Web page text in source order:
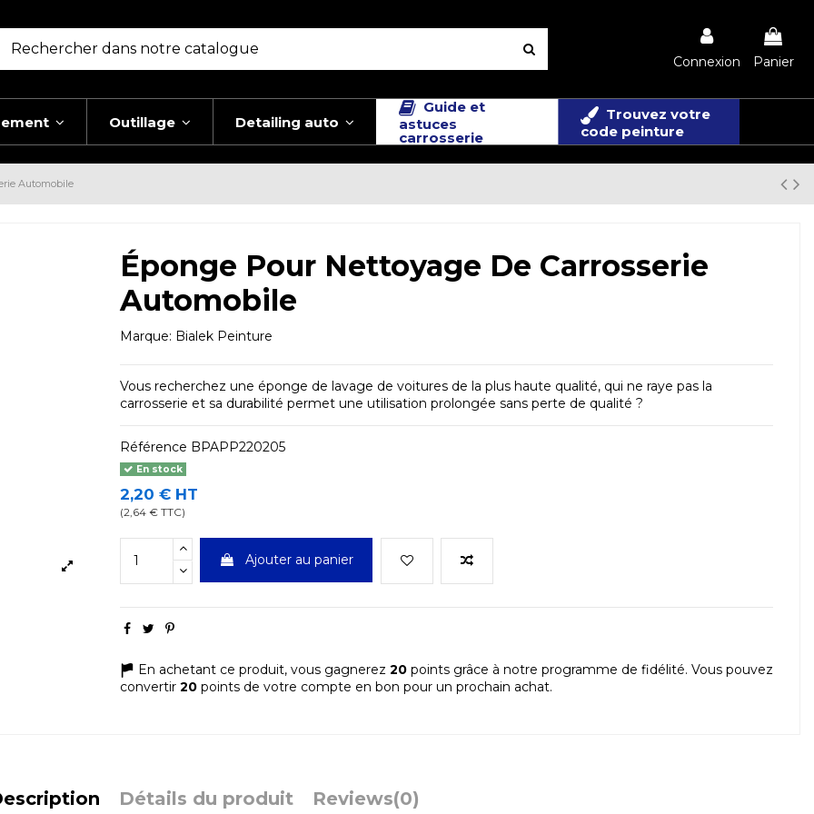
Connexion Panier
Outillage Detailing auto
Guide et
astuces
carrosserie
Trouvez votre
code peinture
Automobile
Éponge Pour Nettoyage De Carrosserie
Automobile
Marque: Bialek Peinture
Vous recherchez une éponge de lavage de voitures de la plus haute qualité, qui ne raye pas la
carrosserie et sa durabilité permet une utilisation prolongée sans perte de qualité ?
Référence BPAPP220205
En stock
2,20 € HT
(2,64 € TTC)
Ajouter au panier
En achetant ce produit, vous gagnerez 20 points grâce à notre programme de fidélité. Vous pouvez
convertir 20 points de votre compte en bon pour un prochain achat.
Détails du produit Reviews(0)